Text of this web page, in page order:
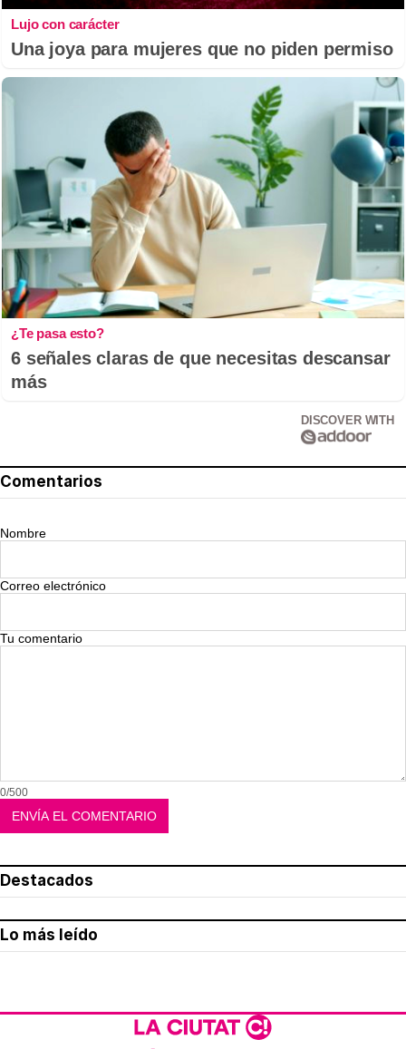
Lujo con carácter
Una joya para mujeres que no piden permiso
¿Te pasa esto?
6 señales claras de que necesitas descansar
más
DISCOVER WITH
Comentarios
Nombre
Correo electrónico
Tu comentario
0/500
Destacados
Lo más leído